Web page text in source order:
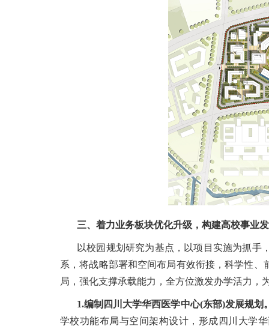
三、着力业务板块优化升级，构建高校事业
以校园规划研究为基点，以项目实施为抓手
系，将战略部署和空间布局有效衔接，科学性
局，强化支撑承载能力，全方位激发办学活力，
1.编制四川大学华西医学中心(东部)发展规划
学校功能布局与空间架构设计，形成四川大学